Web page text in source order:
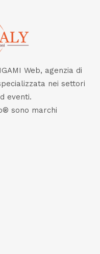
Web, agenzia di
nei settori
eventi.
sono marchi